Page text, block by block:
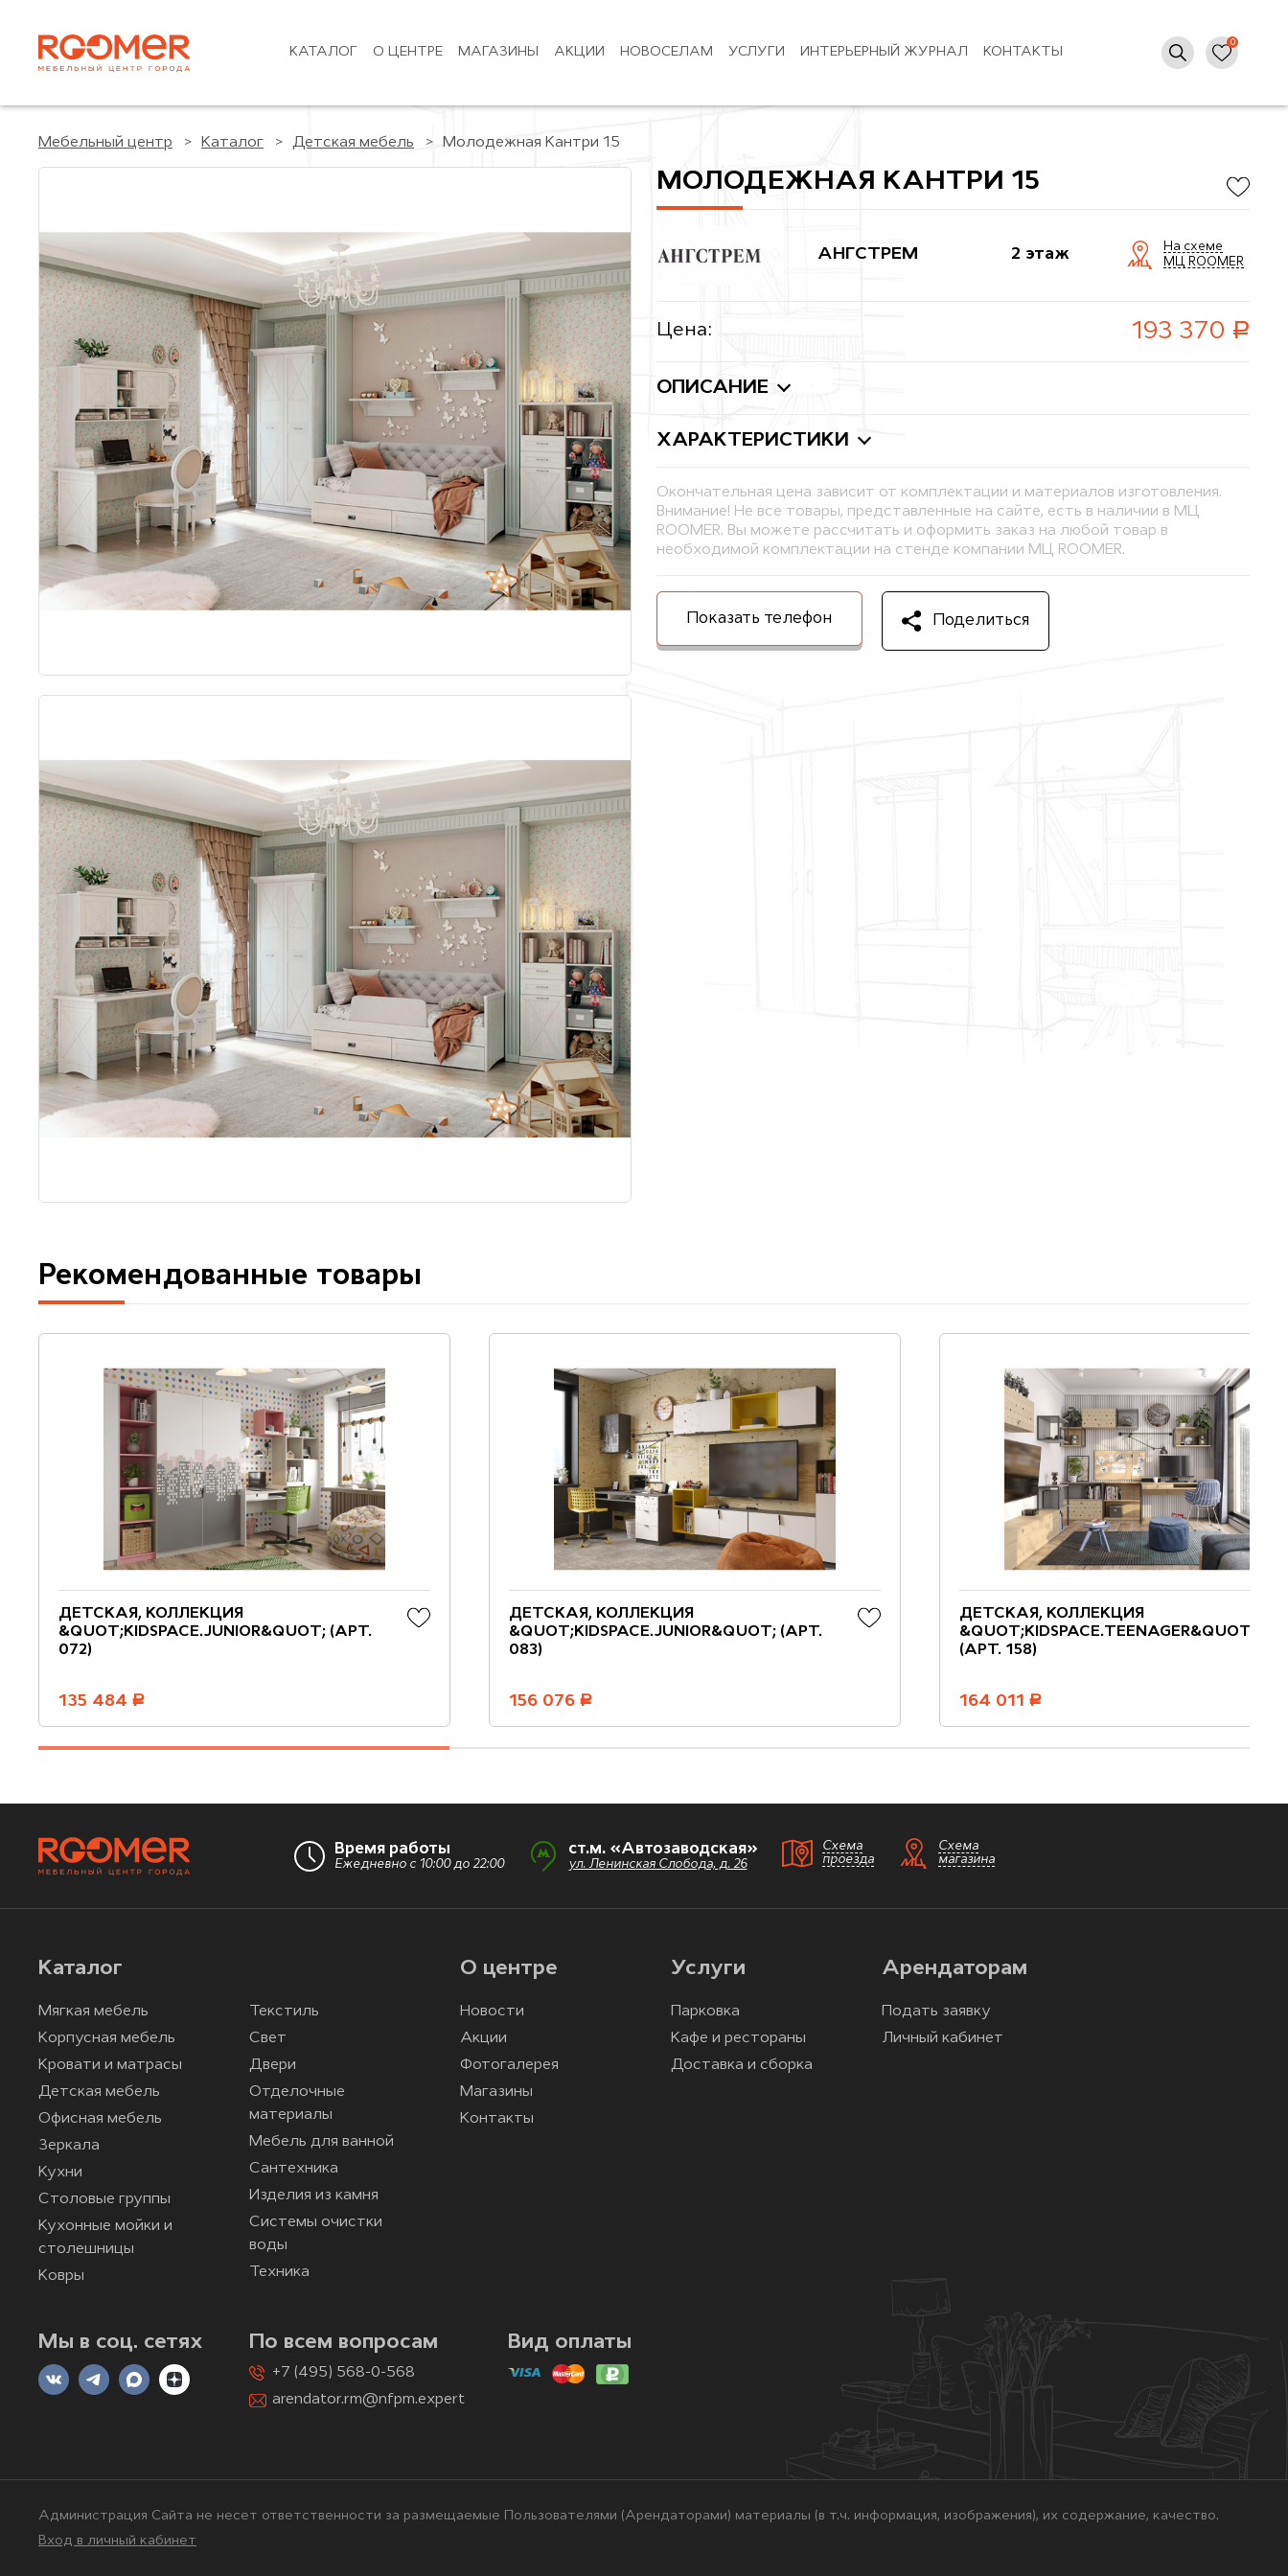
КАТАЛОГ О ЦЕНТРЕ МАГАЗИНЫ АКЦИИ НОВОСЕЛАМ УСЛУГИ ИНТЕРЬЕРНЫЙ ЖУРНАЛ КОНТАКТЫ
Мебельный центр Каталог Детская мебель Молодежная Кантри 15
МОЛОДЕЖНАЯ КАНТРИ 15
АНГСТРЕМ 2 этаж
На схеме
МЦ ROOMER
Цена: 193 370 руб.
ОПИСАНИЕ
ХАРАКТЕРИСТИКИ
Окончательная цена зависит от комплектации и материалов изготовления.
Внимание! Не все товары, представленные на сайте, есть в наличии в МЦ
ROOMER. Вы можете рассчитать и оформить заказ на любой товар в
необходимой комплектации на стенде компании МЦ ROOMER.
Показать телефон Поделиться
Рекомендованные товары
ДЕТСКАЯ, КОЛЛЕКЦИЯ
&QUOT;KIDSPACE.JUNIOR&QUOT; (АРТ.
072)
135 484 руб.
ДЕТСКАЯ, КОЛЛЕКЦИЯ
&QUOT;KIDSPACE.JUNIOR&QUOT; (АРТ.
083)
156 076 руб.
ДЕТСКАЯ, КОЛЛЕКЦИЯ
&QUOT;KIDSPACE.TEENAGER&QUOT;
(АРТ. 158)
164 011 руб.
Время работы
Ежедневно с 10:00 до 22:00
ст.м. «Автозаводская»
ул. Ленинская Слобода, д. 26
Схема
проезда
Схема
магазина
Каталог
Мягкая мебель
Корпусная мебель
Кровати и матрасы
Детская мебель
Офисная мебель
Зеркала
Кухни
Столовые группы
Кухонные мойки и
столешницы
Ковры
Текстиль
Свет
Двери
Отделочные
материалы
Мебель для ванной
Сантехника
Изделия из камня
Системы очистки
воды
Техника
О центре
Новости
Акции
Фотогалерея
Магазины
Контакты
Услуги
Парковка
Кафе и рестораны
Доставка и сборка
Арендаторам
Подать заявку
Личный кабинет
Мы в соц. сетях По всем вопросам
+7 (495) 568-0-568
arendator.rm@nfpm.expert
Вид оплаты
Администрация Сайта не несет ответственности за размещаемые Пользователями (Арендаторами) материалы (в т.ч. информация, изображения), их содержание, качество.
Вход в личный кабинет